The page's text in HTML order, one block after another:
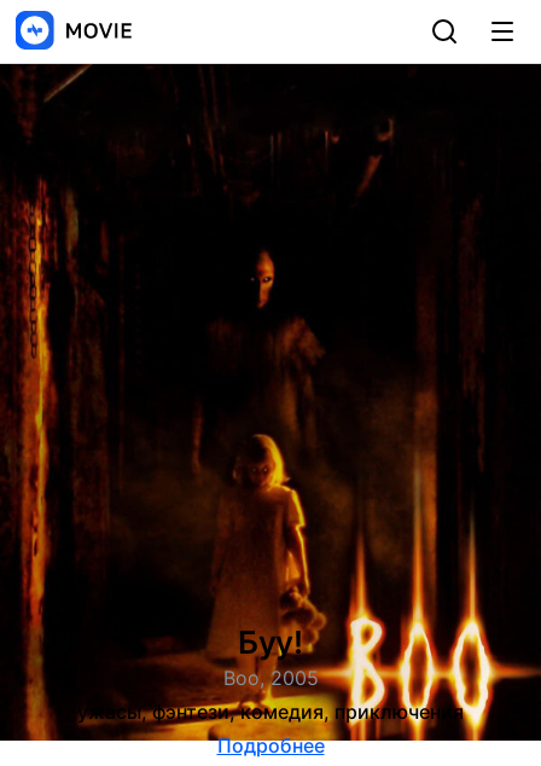
Буу!
Boo, 2005
ужасы, фэнтези, комедия, приключения
Подробнее